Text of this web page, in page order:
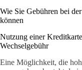
Wie Sie Gebühren bei
können
Nutzung einer
Wechselgebühr
Eine Möglichkeit, die